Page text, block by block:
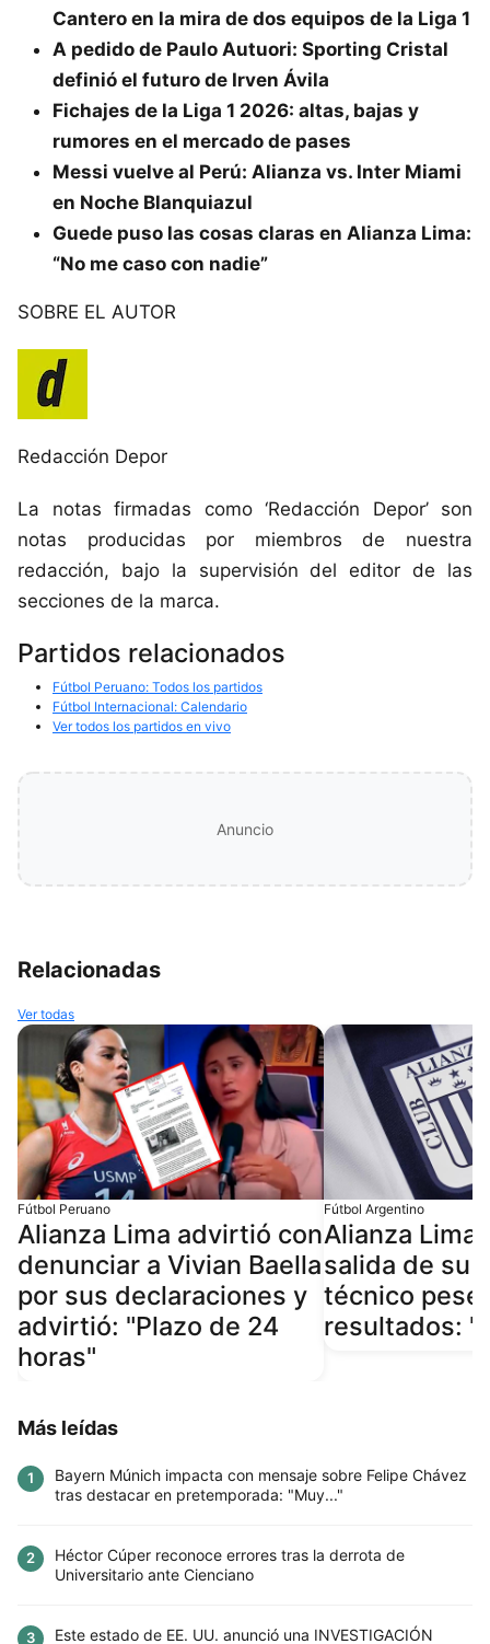
Cantero en la mira de dos equipos de la Liga 1
A pedido de Paulo Autuori: Sporting Cristal
definió el futuro de Irven Ávila
Fichajes de la Liga 1 2026: altas, bajas y
rumores en el mercado de pases
Messi vuelve al Perú: Alianza vs. Inter Miami
en Noche Blanquiazul
Guede puso las cosas claras en Alianza Lima:
“No me caso con nadie”
SOBRE EL AUTOR
Redacción Depor
La notas firmadas como ‘Redacción Depor’ son
notas producidas por miembros de nuestra
redacción, bajo la supervisión del editor de las
secciones de la marca.
Partidos relacionados
Fútbol Peruano: Todos los partidos
Fútbol Internacional: Calendario
Ver todos los partidos en vivo
Anuncio
Relacionadas
Ver todas
Fútbol Peruano
Alianza Lima advirtió con
denunciar a Vivian Baella
por sus declaraciones y
advirtió: "Plazo de 24
horas"
Fútbol Argentino
Alianza Lima
salida de su
técnico pese
resultados:
Más leídas
1
Bayern Múnich impacta con mensaje sobre Felipe Chávez
tras destacar en pretemporada: "Muy..."
2
Héctor Cúper reconoce errores tras la derrota de
Universitario ante Cienciano
3 Este estado de EE. UU. anunció una INVESTIGACIÓN